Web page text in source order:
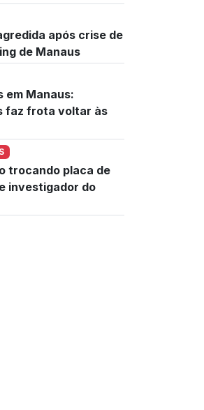
após crise de
de Manaus
em Manaus:
faz frota voltar às
trocando placa de
investigador do